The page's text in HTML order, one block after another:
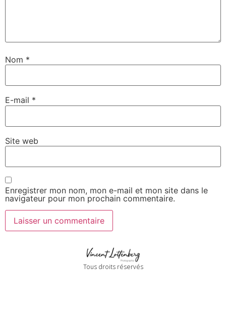
Nom *
E-mail *
Site web
Enregistrer mon nom, mon e-mail et mon site dans le
navigateur pour mon prochain commentaire.
Tous droits réservés